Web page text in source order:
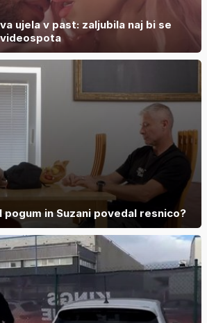
ujela v past: zaljubila naj bi se
pogum in Suzani povedal resnico?